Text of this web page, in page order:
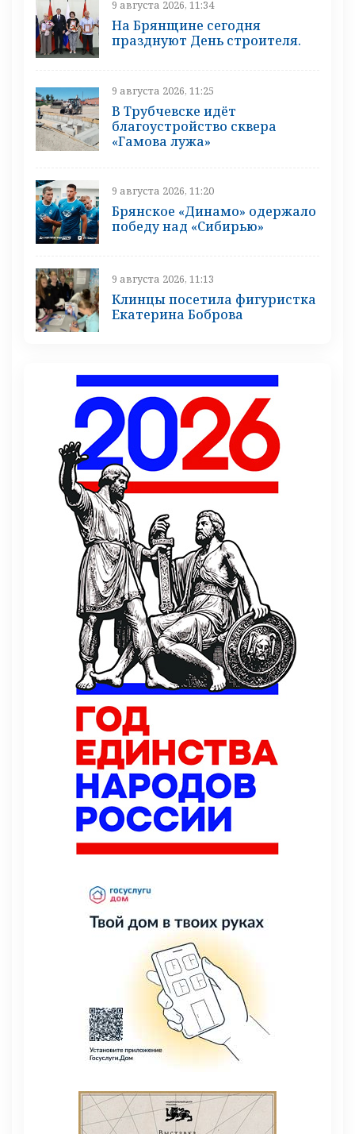
9 августа 2026, 11:34
На Брянщине сегодня
празднуют День строителя.
9 августа 2026, 11:25
В Трубчевске идёт
благоустройство сквера
«Гамова лужа»
9 августа 2026, 11:20
Брянское «Динамо» одержало
победу над «Сибирью»
9 августа 2026, 11:13
Клинцы посетила фигуристка
Екатерина Боброва